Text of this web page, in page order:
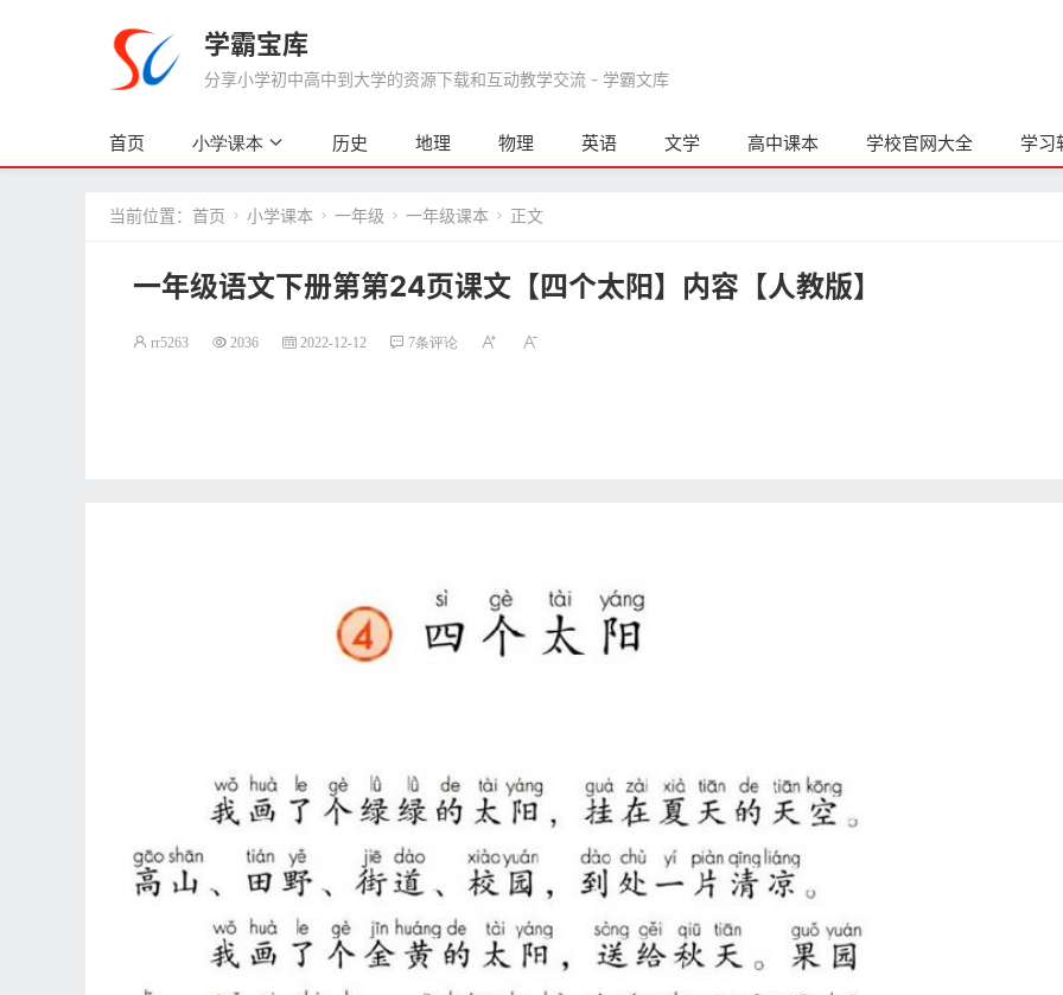
学霸宝库
分享小学初中高中到大学的资源下载和互动教学交流 - 学霸文库
首页 小学课本 历史 地理 物理 英语 文学 高中课本 学校官网大全 学习
当前位置： 首页  小学课本  一年级  一年级课本  正文
一年级语文下册第第24页课文【四个太阳】内容【人教版】
rr5263 2036 2022-12-12 7条评论